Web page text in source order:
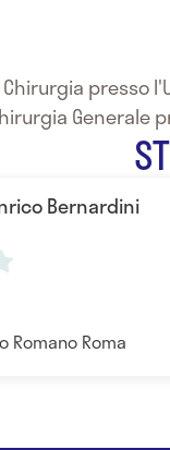
presso
Generale
Bernardini
Romano Roma